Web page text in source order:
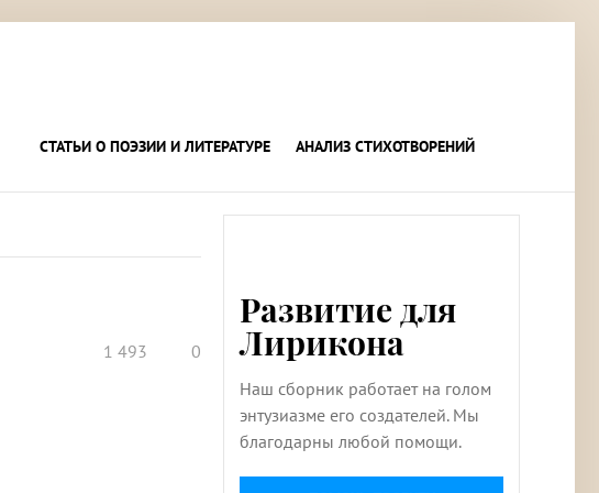
СТАТЬИ О ПОЭЗИИ И ЛИТЕРАТУРЕ АНАЛИЗ СТИХОТВОРЕНИЙ
1 493 0
Развитие для
Лирикона
Наш сборник работает на голом
энтузиазме его создателей. Мы
благодарны любой помощи.